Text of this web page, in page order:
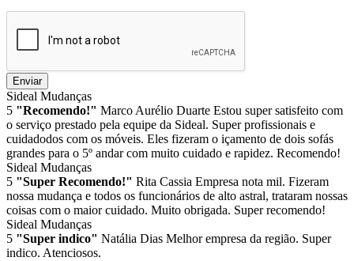
Enviar
Sideal Mudanças
5 "Recomendo!" Marco Aurélio Duarte Estou super satisfeito com
o serviço prestado pela equipe da Sideal. Super profissionais e
cuidadodos com os móveis. Eles fizeram o içamento de dois sofás
grandes para o 5º andar com muito cuidado e rapidez. Recomendo!
Sideal Mudanças
5 "Super Recomendo!" Rita Cassia Empresa nota mil. Fizeram
nossa mudança e todos os funcionários de alto astral, trataram nossas
coisas com o maior cuidado. Muito obrigada. Super recomendo!
Sideal Mudanças
5 "Super indico" Natália Dias Melhor empresa da região. Super
indico. Atenciosos.